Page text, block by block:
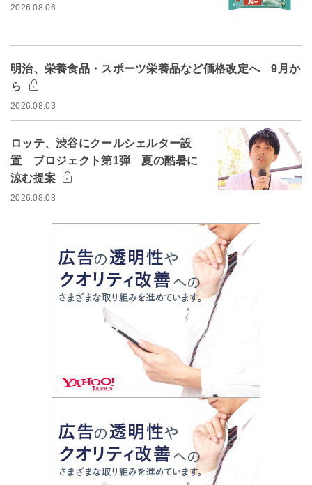
2026.08.06
明治、栄養食品・スポーツ栄養品など価格改定へ 9月か
ら
2026.08.03
ロッテ、渋谷にクールシェルター設
置 プロジェクト第1弾 夏の酷暑に
涼む提案
2026.08.03